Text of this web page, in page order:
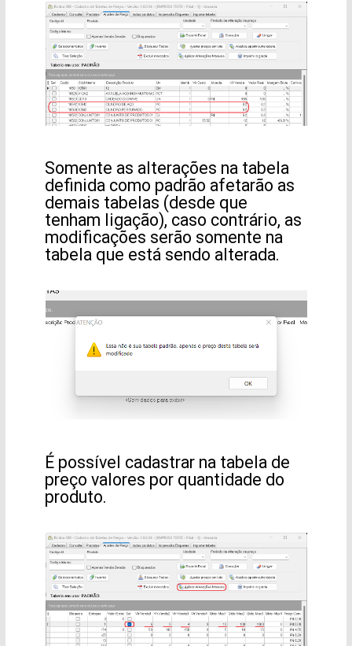
Somente as alterações na tabela
definida como padrão afetarão as
demais tabelas (desde que
tenham ligação), caso contrário, as
modificações serão somente na
tabela que está sendo alterada.
É possível cadastrar na tabela de
preço valores por quantidade do
produto.